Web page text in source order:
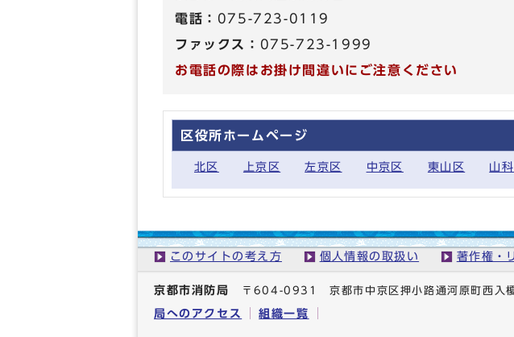
電話： 075-723-0119
ファックス： 075-723-1999
お電話の際はお掛け間違いにご注意ください
区役所ホームページ
北区 上京区 左京区 中京区 東山区 山
このサイトの考え方 個人情報の取扱い 著作権・
京都市消防局 〒604-0931 京都市中京区押小路通河原町西
局へのアクセス
組織一覧